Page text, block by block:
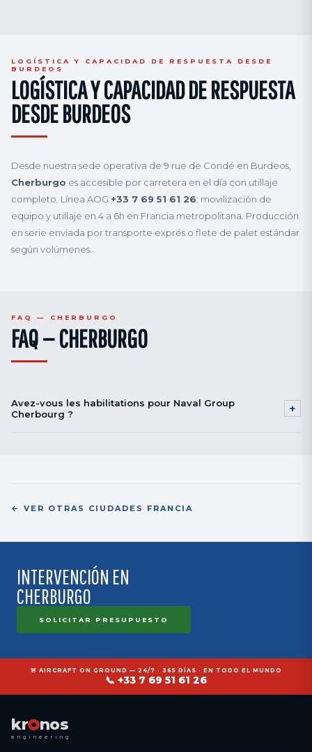
LOGÍSTICA Y CAPACIDAD DE RESPUESTA DESDE
BURDEOS
LOGÍSTICA Y CAPACIDAD DE RESPUESTA
DESDE BURDEOS
Desde nuestra sede operativa de 9 rue de Condé en Burdeos,
Cherburgo es accesible por carretera en el día con utillaje
completo. Línea AOG +33 7 69 51 61 26: movilización de
equipo y utillaje en 4 a 6h en Francia metropolitana. Producción
en serie enviada por transporte exprés o flete de palet estándar
según volúmenes.
FAQ — CHERBURGO
FAQ — CHERBURGO
Avez-vous les habilitations pour Naval Group
Cherbourg ?
+
← VER OTRAS CIUDADES FRANCIA
INTERVENCIÓN EN
CHERBURGO
SOLICITAR PRESUPUESTO
🚨 AIRCRAFT ON GROUND — 24/7 · 365 DÍAS · EN TODO EL MUNDO
📞 +33 7 69 51 61 26
kr nos
engineering